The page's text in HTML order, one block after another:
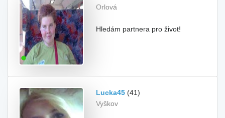
Orlová
Hledám partnera pro život!
Lucka45 (41)
Vyškov